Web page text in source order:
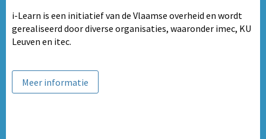
i-Learn is een initiatief van de Vlaamse overheid en wordt
gerealiseerd door diverse organisaties, waaronder imec, KU
Leuven en itec.
Meer informatie